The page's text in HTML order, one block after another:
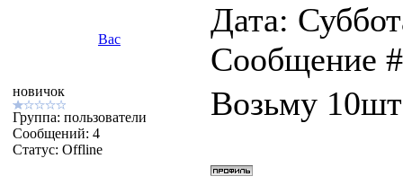
Вас
Дата:
Сообщение
новичок
Группа: пользователи
Сообщений: 4
Статус: Offline
Возьму 10шт